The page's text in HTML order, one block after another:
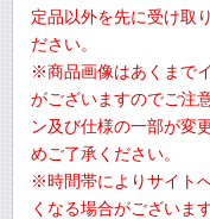
定品以外を先に受け取
ださい。
※商品画像はあくまで
がございますのでご注
ン及び仕様の一部が変
めご了承ください。
※時間帯によりサイト
くなる場合がございま